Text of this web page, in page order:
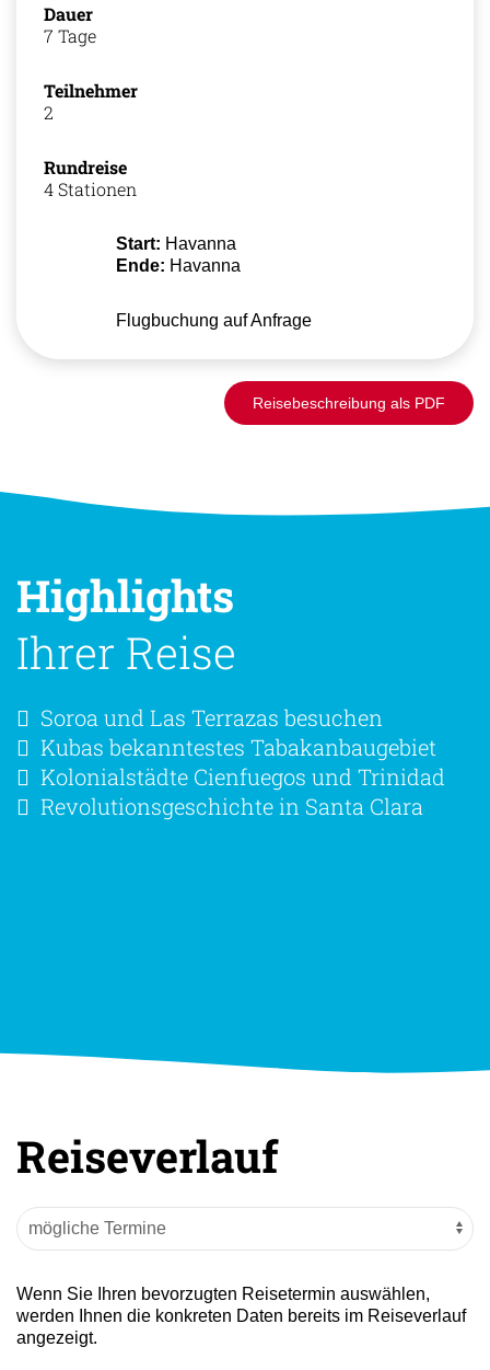
Dauer
7 Tage
Teilnehmer
2
Rundreise
4 Stationen
Start: Havanna
Ende: Havanna
Flugbuchung auf Anfrage
Reisebeschreibung als PDF
Highlights
Ihrer Reise
Soroa und Las Terrazas besuchen
Kubas bekanntestes Tabakanbaugebiet
Kolonialstädte Cienfuegos und Trinidad
Revolutionsgeschichte in Santa Clara
Reiseverlauf
Wenn Sie Ihren bevorzugten Reisetermin auswählen,
werden Ihnen die konkreten Daten bereits im Reiseverlauf
angezeigt.